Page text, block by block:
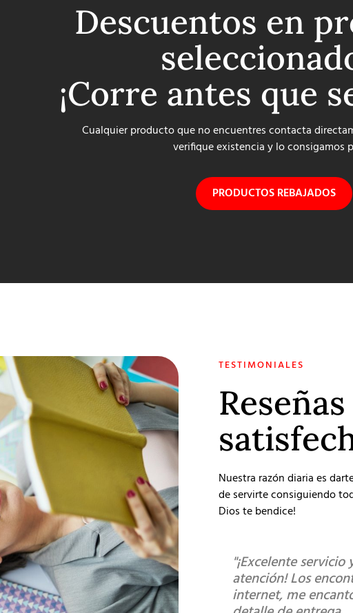
Descuentos en
¡Corre antes que
Cualquier producto que no encuentres contacta
verifique existencia y lo consigamos
PRODUCTOS REBAJADOS
TESTIMONIALES
Nuestra razón diaria es
de servirte consiguiendo
Dios te bendice!
"¡Excelente servicio
atención! Los
internet, me